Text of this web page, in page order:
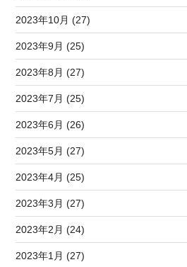
2023年10月 (27)
2023年9月 (25)
2023年8月 (27)
2023年7月 (25)
2023年6月 (26)
2023年5月 (27)
2023年4月 (25)
2023年3月 (27)
2023年2月 (24)
2023年1月 (27)